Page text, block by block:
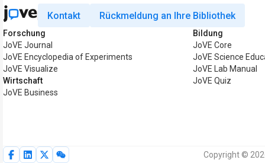
Kontakt Rückmeldung an Ihre Bibliothek
Forschung
JoVE Journal
JoVE Encyclopedia of Experiments
JoVE Visualize
Wirtschaft
JoVE Business
Bildung
JoVE Core
JoVE Science
JoVE Lab Manual
JoVE Quiz
Copyright ©